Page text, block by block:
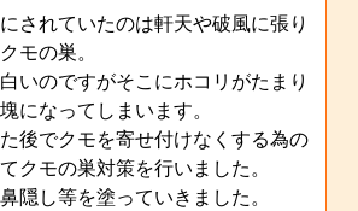
されていたのは軒天や破風に張り
モの巣。
いのですがそこにホコリがたまり
になってしまいます。
後でクモを寄せ付けなくする為の
クモの巣対策を行いました。
隠し等を塗っていきました。